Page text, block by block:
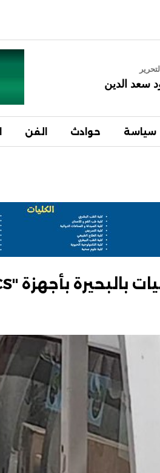
سعد الدين
سياسة حوادث الفن